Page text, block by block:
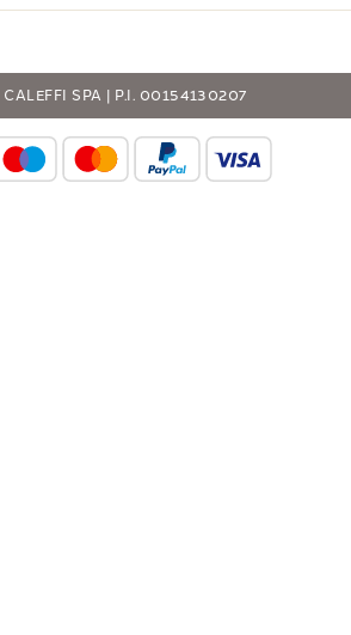
SPA | P.I. 00154130207